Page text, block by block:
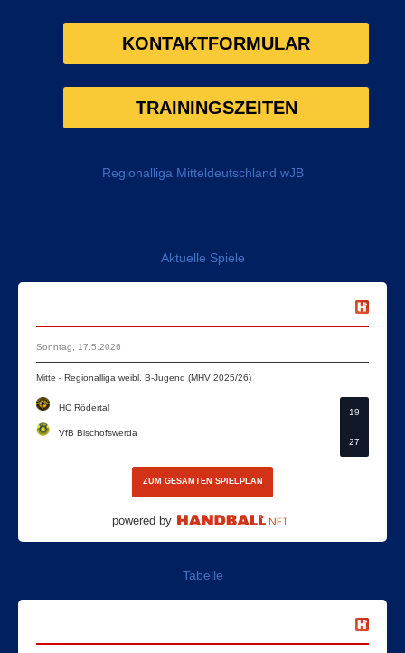
KONTAKTFORMULAR
TRAININGSZEITEN
Regionalliga Mitteldeutschland wJB
Aktuelle Spiele
Sonntag, 17.5.2026
Mitte - Regionalliga weibl. B-Jugend (MHV 2025/26)
HC Rödertal
VfB Bischofswerda
19
27
ZUM GESAMTEN SPIELPLAN
powered by
Tabelle